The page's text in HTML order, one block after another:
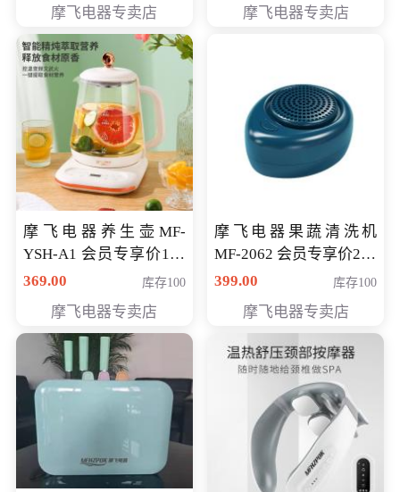
摩飞电器专卖店 摩飞电器专卖店
摩飞电器养生壶MF-
YSH-A1 会员专享价198
元
369.00 库存100
摩飞电器专卖店
摩飞电器果蔬清洗机
MF-2062 会员专享价268
元
399.00 库存100
摩飞电器专卖店